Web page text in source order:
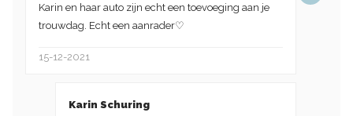
Karin en haar auto zijn echt een toevoeging aan je
trouwdag. Echt een aanrader♡
15-12-2021
Karin Schuring